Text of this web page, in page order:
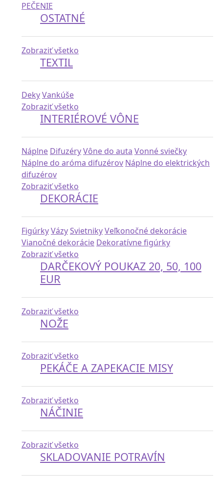
PEČENIE
OSTATNÉ
Zobraziť všetko
TEXTIL
DekyVankúše
Zobraziť všetko
INTERIÉROVÉ VÔNE
Náplne DifuzéryVône do auta Vonné sviečky
Náplne do aróma difuzérov Náplne do elektrických
difuzérov
Zobraziť všetko
DEKORÁCIE
FigúrkyVázySvietnikyVeľkonočné dekorácie
Vianočné dekorácie Dekoratívne figúrky
Zobraziť všetko
DARČEKOVÝ POUKAZ 20, 50, 100
EUR
Zobraziť všetko
NOŽE
Zobraziť všetko
PEKÁČE A ZAPEKACIE MISY
Zobraziť všetko
NÁČINIE
Zobraziť všetko
SKLADOVANIE POTRAVÍN